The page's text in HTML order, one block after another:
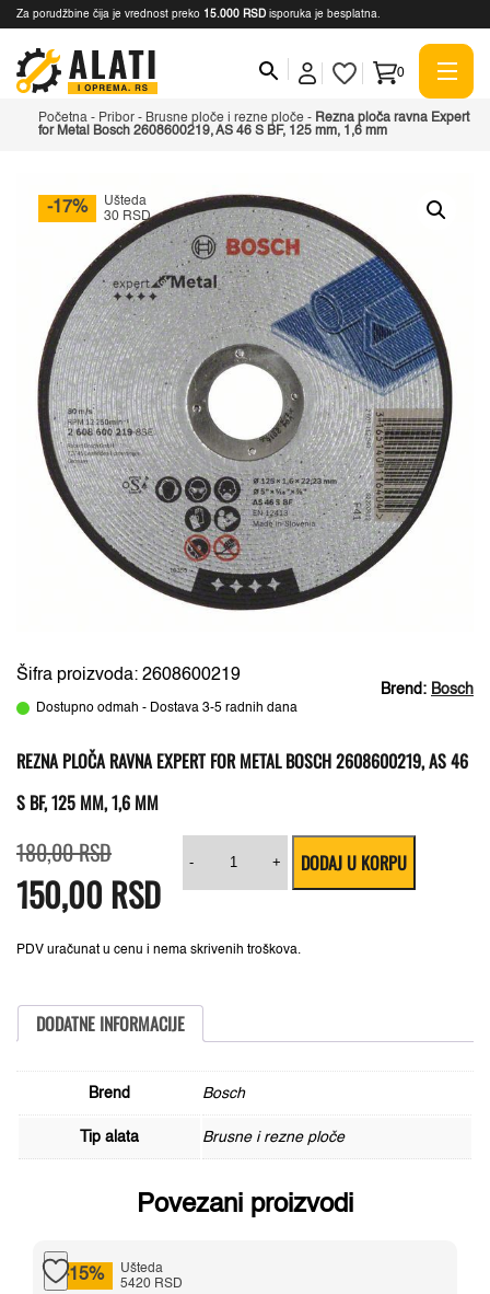
Za porudžbine čija je vrednost preko 15.000 RSD isporuka je besplatna.
0
Početna - Pribor - Brusne ploče i rezne ploče - Rezna ploča ravna Expert
for Metal Bosch 2608600219, AS 46 S BF, 125 mm, 1,6 mm
-17%
Ušteda
30 RSD
Brend: Bosch
Šifra proizvoda: 2608600219
Dostupno odmah - Dostava 3-5 radnih dana
REZNA PLOČA RAVNA EXPERT FOR METAL BOSCH 2608600219, AS 46
S BF, 125 MM, 1,6 MM
180,00RSDcena
je
bila:
180,00 RSD.
150,00 RSD
cena
je:
150,00 RSD.
PDV uračunat u cenu i nema skrivenih troškova.
-
ploča
Expert
Bosch
mm,
1,6
+ DODAJ U KORPU
DODATNE INFORMACIJE
Brend Bosch
Tip alata Brusne i rezne ploče
Povezani proizvodi
-15%
Ušteda
5420 RSD